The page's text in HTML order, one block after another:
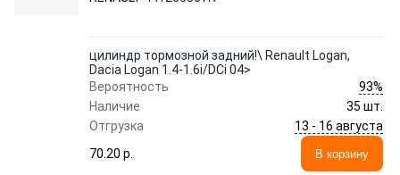
цилиндр тормозной задний!\ Renault Logan,
Dacia Logan 1.4-1.6i/DCi 04>
Вероятность
93%
Наличие
35 шт.
Отгрузка
13 - 16 августа
70.20 p.
В корзину